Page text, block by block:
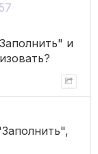
и